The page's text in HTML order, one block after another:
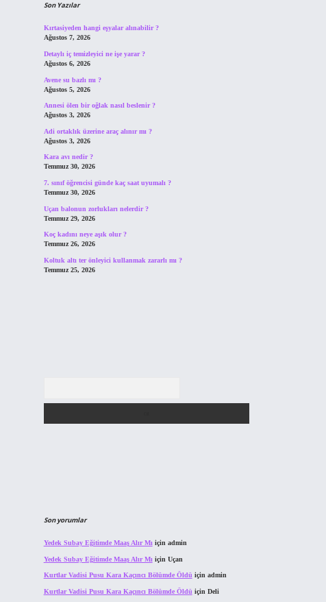
Son Yazılar
Kırtasiyeden hangi eşyalar alınabilir ?
Ağustos 7, 2026
Detaylı iç temizleyici ne işe yarar ?
Ağustos 6, 2026
Avene su bazlı mı ?
Ağustos 5, 2026
Annesi ölen bir oğlak nasıl beslenir ?
Ağustos 3, 2026
Adi ortaklık üzerine araç alınır mı ?
Ağustos 3, 2026
Kara avı nedir ?
Temmuz 30, 2026
7. sınıf öğrencisi günde kaç saat uyumalı ?
Temmuz 30, 2026
Uçan balonun zorlukları nelerdir ?
Temmuz 29, 2026
Koç kadını neye aşık olur ?
Temmuz 26, 2026
Koltuk altı ter önleyici kullanmak zararlı mı ?
Temmuz 25, 2026
Son yorumlar
Yedek Subay Eğitimde Maaş Alır Mı için admin
Yedek Subay Eğitimde Maaş Alır Mı için Uçan
Kurtlar Vadisi Pusu Kara Kaçıncı Bölümde Öldü için admin
Kurtlar Vadisi Pusu Kara Kaçıncı Bölümde Öldü için Deli